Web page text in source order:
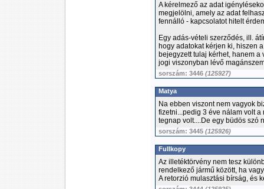
A kérelmező az adat
megjelölni, amely az adat
fennálló - kapcsolatot hitelt
Egy adás-vételi szerződés, ill.
hogy adatokat kérjen ki, hiszen
bejegyzett tulaj kérhet, hanem
jogi viszonyban lévő
sorszám: 3446 (125927)
Matya
Na ebben viszont nem vagyok
fizetni...pedig 3 éve nálam volt a
tegnap volt....De egy büdös szó
sorszám: 3445 (125926)
Fullkopy
Az illetéktörvény nem tesz
rendelkező jármű között, ha
A retorzió mulasztási bírság, és